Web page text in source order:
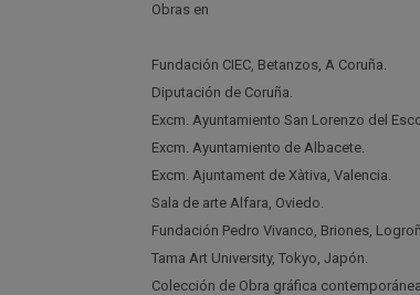
Obras en
Fundación CIEC, Betanzos, A Coruña.
Diputación de Coruña.
Excm. Ayuntamiento San Lorenzo del
Excm. Ayuntamiento de Albacete.
Excm. Ajuntament de Xàtiva, Valencia.
Sala de arte Alfara, Oviedo.
Fundación Pedro Vivanco, Briones,
Tama Art University, Tokyo, Japón.
Colección de Obra gráfica